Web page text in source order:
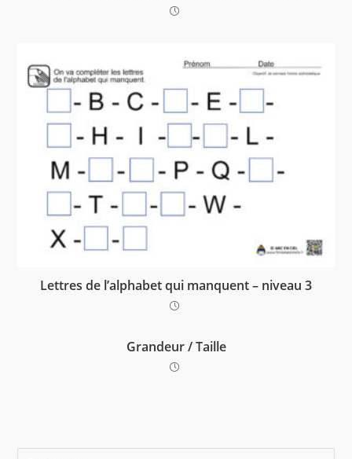
Lettres de l’alphabet qui manquent – niveau 3
Grandeur / Taille